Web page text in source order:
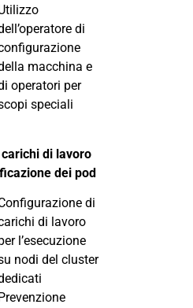
di
macchina e
operatori per
speciali
di lavoro
dei pod
di
di lavoro
l’esecuzione
nodi del cluster
Prevenzione